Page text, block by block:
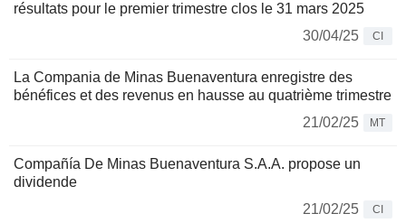
résultats pour le premier trimestre clos le 31 mars 2025
30/04/25
CI
La Compania de Minas Buenaventura enregistre des
bénéfices et des revenus en hausse au quatrième trimestre
21/02/25
MT
Compañía De Minas Buenaventura S.A.A. propose un
dividende
21/02/25
CI